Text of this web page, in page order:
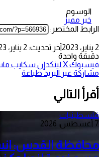
الوسوم
خبر مميز
الرابط المختصر:
2 يناير، 2023
آخر تحديث: 2 يناير، 2023
دقيقة واحدة
فيسبوك‫Xلينكدإن سكايب
مشاركة عبر البريد طباعة
أقرأ التالي
فلسطينيات
7 أغسطس، 2026
محافظة القدس: